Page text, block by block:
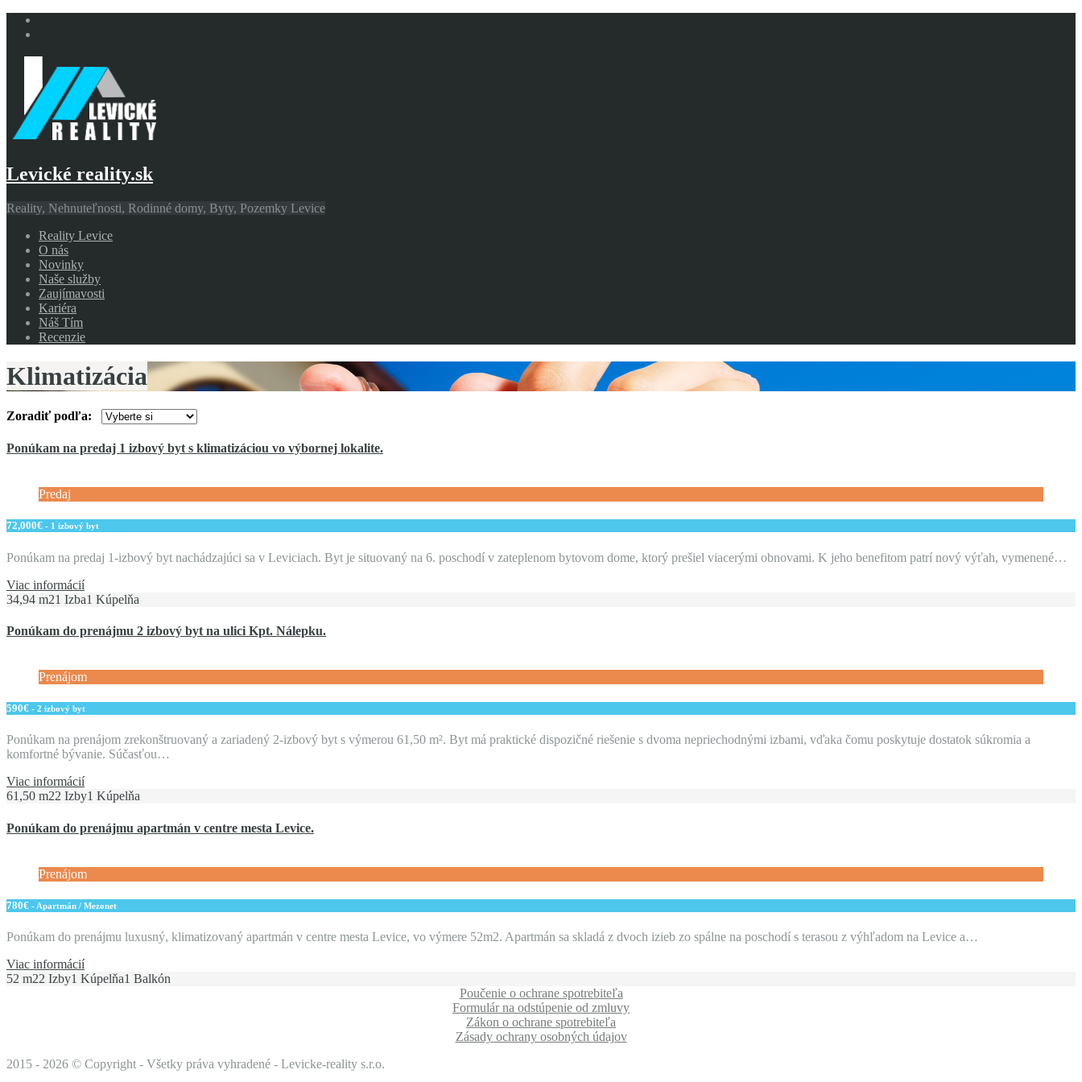
Levické reality.sk
Reality, Nehnuteľnosti, Rodinné domy, Byty, Pozemky Levice
Reality Levice
O nás
Novinky
Naše služby
Zaujímavosti
Kariéra
Náš Tím
Recenzie
Klimatizácia
Zoradiť podľa:
Ponúkam na predaj 1 izbový byt s klimatizáciou vo výbornej lokalite.
Predaj
72,000€ - 1 izbový byt
Ponúkam na predaj 1-izbový byt nachádzajúci sa v Leviciach. Byt je situovaný na 6. poschodí v zateplenom bytovom dome, ktorý prešiel viacerými obnovami. K jeho benefitom patrí nový výťah, vymenené…
Viac informácií
34,94 m21 Izba1 Kúpelňa
Ponúkam do prenájmu 2 izbový byt na ulici Kpt. Nálepku.
Prenájom
590€ - 2 izbový byt
Ponúkam na prenájom zrekonštruovaný a zariadený 2-izbový byt s výmerou 61,50 m². Byt má praktické dispozičné riešenie s dvoma nepriechodnými izbami, vďaka čomu poskytuje dostatok súkromia a
komfortné bývanie. Súčasťou…
Viac informácií
61,50 m22 Izby1 Kúpelňa
Ponúkam do prenájmu apartmán v centre mesta Levice.
Prenájom
780€ - Apartmán / Mezonet
Ponúkam do prenájmu luxusný, klimatizovaný apartmán v centre mesta Levice, vo výmere 52m2. Apartmán sa skladá z dvoch izieb zo spálne na poschodí s terasou z výhľadom na Levice a…
Viac informácií
52 m22 Izby1 Kúpelňa1 Balkón
Poučenie o ochrane spotrebiteľa
Formulár na odstúpenie od zmluvy
Zákon o ochrane spotrebiteľa
Zásady ochrany osobných údajov
2015 - 2026 © Copyright - Všetky práva vyhradené - Levicke-reality s.r.o.